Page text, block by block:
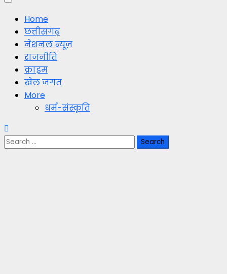
Primary
MenuHome
छत्तीसगढ़
नेशनल न्यूज़
राजनीति
क्राइम
खेल जगत
More
धर्म-संस्कृति
Search